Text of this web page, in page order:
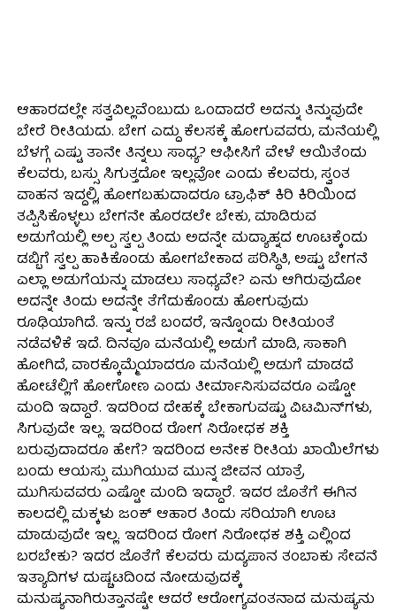
ಆಹಾರದಲ್ಲೇ ಸತ್ವವಿಲ್ಲವೆಂಬುದು ಒಂದಾದರೆ ಅದನ್ನು ತಿನ್ನುವುದೇ
ಬೇರೆ ರೀತಿಯದು. ಬೇಗ ಎದ್ದು ಕೆಲಸಕ್ಕೆ ಹೋಗುವವರು, ಮನೆಯಲ್ಲಿ
ಬೆಳಗ್ಗೆ ಎಷ್ಟು ತಾನೇ ತಿನ್ನಲು ಸಾಧ್ಯ? ಆಫೀಸಿಗೆ ವೇಳೆ ಆಯಿತೆಂದು
ಕೆಲವರು, ಬಸ್ಸು ಸಿಗುತ್ತದೋ ಇಲ್ಲವೋ ಎಂದು ಕೆಲವರು, ಸ್ವಂತ
ವಾಹನ ಇದ್ದಲ್ಲಿ, ಹೋಗಬಹುದಾದರೂ ಟ್ರಾಫಿಕ್ ಕಿರಿ ಕಿರಿಯಿಂದ
ತಪ್ಪಿಸಿಕೊಳ್ಳಲು ಬೇಗನೇ ಹೊರಡಲೇ ಬೇಕು, ಮಾಡಿರುವ
ಅಡುಗೆಯಲ್ಲಿ ಅಲ್ಪ ಸ್ವಲ್ಪ ತಿಂದು ಅದನ್ನೇ ಮದ್ಯಾಹ್ನದ ಊಟಕ್ಕೆಂದು
ಡಬ್ಬಿಗೆ ಸ್ವಲ್ಪ ಹಾಕಿಕೊಂಡು ಹೋಗಬೇಕಾದ ಪರಿಸ್ಥಿತಿ, ಅಷ್ಟು ಬೇಗನೆ
ಎಲ್ಲಾ ಅಡುಗೆಯನ್ನು ಮಾಡಲು ಸಾಧ್ಯವೇ? ಏನು ಆಗಿರುವುದೋ
ಅದನ್ನೇ ತಿಂದು ಅದನ್ನೇ ತೆಗೆದುಕೊಂಡು ಹೋಗುವುದು
ರೂಢಿಯಾಗಿದೆ. ಇನ್ನು ರಜೆ ಬಂದರೆ, ಇನ್ನೊಂದು ರೀತಿಯಂತೆ
ನಡೆವಳಿಕೆ ಇದೆ. ದಿನವೂ ಮನೆಯಲ್ಲಿ ಅಡುಗೆ ಮಾಡಿ, ಸಾಕಾಗಿ
ಹೋಗಿದೆ, ವಾರಕ್ಕೊಮ್ಮೆಯಾದರೂ ಮನೆಯಲ್ಲಿ ಅಡುಗೆ ಮಾಡದೆ
ಹೋಟೆಲ್ಲಿಗೆ ಹೋಗೋಣ ಎಂದು ತೀರ್ಮಾನಿಸುವವರೂ ಎಷ್ಟೋ
ಮಂದಿ ಇದ್ದಾರೆ. ಇದರಿಂದ ದೇಹಕ್ಕೆ ಬೇಕಾಗುವಷ್ಟು ವಿಟಮಿನ್‍ಗಳು,
ಸಿಗುವುದೇ ಇಲ್ಲ. ಇದರಿಂದ ರೋಗ ನಿರೋಧಕ ಶಕ್ತಿ
ಬರುವುದಾದರೂ ಹೇಗೆ? ಇದರಿಂದ ಅನೇಕ ರೀತಿಯ ಖಾಯಿಲೆಗಳು
ಬಂದು ಆಯಸ್ಸು ಮುಗಿಯುವ ಮುನ್ನ ಜೀವನ ಯಾತ್ರೆ
ಮುಗಿಸುವವರು ಎಷ್ಟೋ ಮಂದಿ ಇದ್ದಾರೆ. ಇದರ ಜೊತೆಗೆ ಈಗಿನ
ಕಾಲದಲ್ಲಿ ಮಕ್ಕಳು ಜಂಕ್ ಆಹಾರ ತಿಂದು ಸರಿಯಾಗಿ ಊಟ
ಮಾಡುವುದೇ ಇಲ್ಲ. ಇದರಿಂದ ರೋಗ ನಿರೋಧಕ ಶಕ್ತಿ ಎಲ್ಲಿಂದ
ಬರಬೇಕು? ಇದರ ಜೊತೆಗೆ ಕೆಲವರು ಮದ್ಯಪಾನ ತಂಬಾಕು ಸೇವನೆ
ಇತ್ಯಾದಿಗಳ ದುಷ್ಚಟದಿಂದ ನೋಡುವುದಕ್ಕೆ
ಮನುಷ್ಯನಾಗಿರುತ್ತಾನಷ್ಟೇ ಆದರೆ ಆರೋಗ್ಯವಂತನಾದ ಮನುಷ್ಯನು